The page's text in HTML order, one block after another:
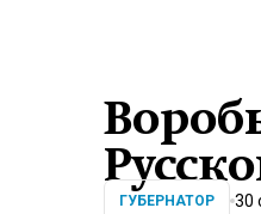
ГУБЕРНАТОР 30